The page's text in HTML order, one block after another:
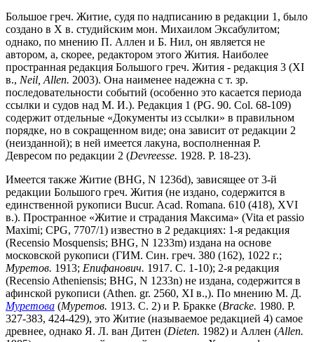
Большое греч. Житие, судя по надписанию в редакции 1, было
создано в Х в. студийским мон. Михаилом Эксабулитом;
однако, по мнению П. Аллен и Б. Нил, он является не
автором, а, скорее, редактором этого Жития. Наиболее
пространная редакция Большого греч. Жития - редакция 3 (XI
в., Neil, Allen. 2003). Она наименее надежна с т. зр.
последовательности событий (особенно это касается периода
ссылки и судов над М. И.). Редакция 1 (PG. 90. Col. 68-109)
содержит отдельные «Документы из ссылки» в правильном
порядке, но в сокращенном виде; она зависит от редакции 2
(неизданной); в ней имеется лакуна, восполненная Р.
Девресом по редакции 2 (Devreesse. 1928. P. 18-23).
Имеется также Житие (BHG, N 1236d), зависящее от 3-й
редакции Большого греч. Жития (не издано, содержится в
единственной рукописи Bucur. Acad. Romana. 610 (418), XVI
в.). Пространное «Житие и страдания Максима» (Vita et passio
Maximi; CPG, 7707/1) известно в 2 редакциях: 1-я редакция
(Recensio Mosquensis; BHG, N 1233m) издана на основе
московской рукописи (ГИМ. Син. греч. 380 (162), 1022 г.;
Муретов. 1913; Епифанович. 1917. С. 1-10); 2-я редакция
(Recensio Atheniensis; BHG, N 1233n) не издана, содержится в
афинской рукописи (Athen. gr. 2560, XI в.,). По мнению М. Д.
Муретова (Муретов. 1913. С. 2) и Р. Бракке (Bracke. 1980. P.
327-383, 424-429), это Житие (называемое редакцией 4) самое
древнее, однако Я. Л. ван Дитен (Dieten. 1982) и Аллен (Allen.